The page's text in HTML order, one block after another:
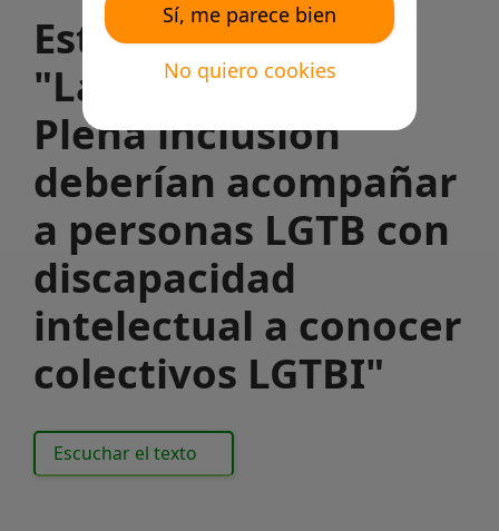
Estefanía Sancho:
"Las entidades de
Plena inclusión
deberían acompañar
a personas LGTB con
discapacidad
intelectual a conocer
colectivos LGTBI"
Escuchar el texto
Sí, me parece bien
No quiero cookies